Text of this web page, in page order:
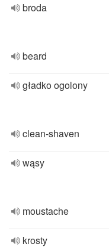
broda
beard
gładko ogolony
clean-shaven
wąsy
moustache
krosty